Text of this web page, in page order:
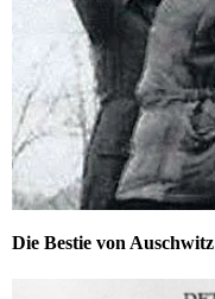
Die Bestie von Auschwitz